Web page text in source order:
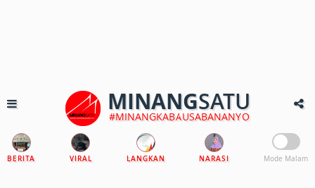
MINANGSATU
#MINANGKABAUSABANANYO
BERITA VIRAL LANGKAN NARASI Mode Malam